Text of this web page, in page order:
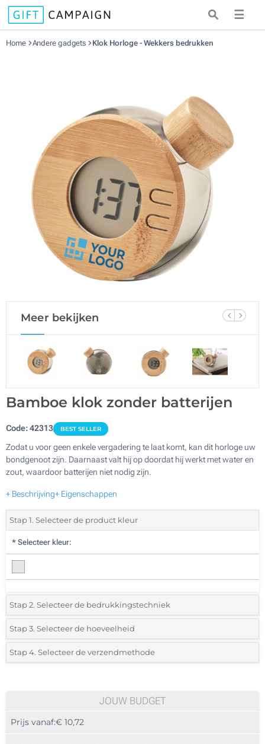
☰
Home Andere gadgets Klok Horloge - Wekkers bedrukken
Meer bekijken
Bamboe klok zonder batterijen
Code:42313 BEST SELLER
Zodat u voor geen enkele vergadering te laat komt, kan dit horloge uw
bondgenoot zijn. Daarnaast valt hij op doordat hij werkt met water en
zout, waardoor batterijen niet nodig zijn.
+ Beschrijving+ Eigenschappen
Stap 1. Selecteer de product kleur
* Selecteer kleur:
Stap 2. Selecteer de bedrukkingstechniek
*Selecteer de bedrukking en kleuren van het logo:
1 Kleur (Voorkant)
Stap 3. Selecteer de hoeveelheid
*Selecteer uit de lijst of voeg het gewenste aantal in
10
Stap 4. Selecteer de verzendmethode
JOUW BUDGET
Prijs vanaf:€ 10,72